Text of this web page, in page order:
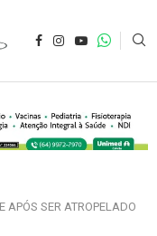
APÓS SER ATROPELADO